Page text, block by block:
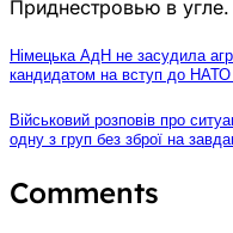
Приднестровью в угле.
Німецька АдН не засудила
кандидатом на вступ до
Військовий розповів про
одну з груп без зброї на
Comments